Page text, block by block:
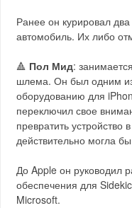
Ранее он курировал
автомобиль. Их либо
🔺 Пол Мид:
шлема. Он был одним
оборудованию для
переключил свое
превратить устройство
действительно могла
До Apple он руководил
обеспечения для
Microsoft.